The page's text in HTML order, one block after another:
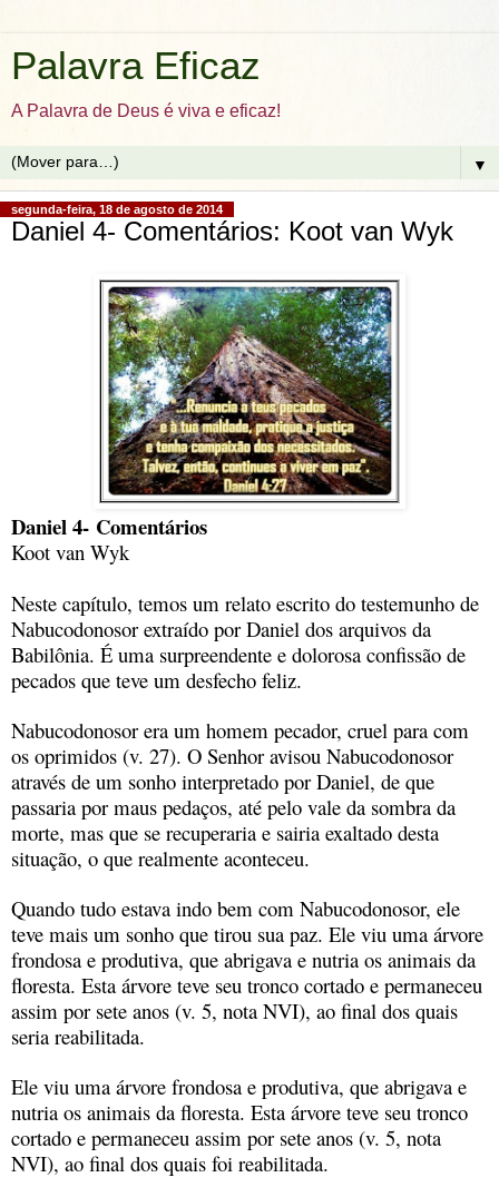
Palavra Eficaz
A Palavra de Deus é viva e eficaz!
▼
segunda-feira, 18 de agosto de 2014
Daniel 4- Comentários: Koot van Wyk
Daniel 4- Comentários
Koot van Wyk
Neste capítulo, temos um relato escrito do testemunho de
Nabucodonosor extraído por Daniel dos arquivos da
Babilônia. É uma surpreendente e dolorosa confissão de
pecados que teve um desfecho feliz.
Nabucodonosor era um homem pecador, cruel para com
os oprimidos (v. 27). O Senhor avisou Nabucodonosor
através de um sonho interpretado por Daniel, de que
passaria por maus pedaços, até pelo vale da sombra da
morte, mas que se recuperaria e sairia exaltado desta
situação, o que realmente aconteceu.
Quando tudo estava indo bem com Nabucodonosor, ele
teve mais um sonho que tirou sua paz. Ele viu uma árvore
frondosa e produtiva, que abrigava e nutria os animais da
floresta. Esta árvore teve seu tronco cortado e permaneceu
assim por sete anos (v. 5, nota NVI), ao final dos quais
seria reabilitada.
Ele viu uma árvore frondosa e produtiva, que abrigava e
nutria os animais da floresta. Esta árvore teve seu tronco
cortado e permaneceu assim por sete anos (v. 5, nota
NVI), ao final dos quais foi reabilitada.